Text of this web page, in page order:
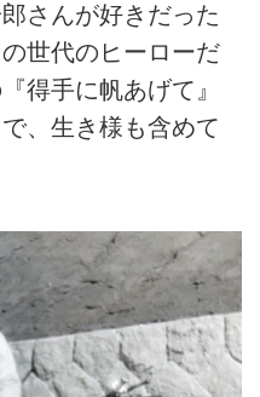
さんが好きだった
世代のヒーローだ
得手に帆あげて』
、生き様も含めて